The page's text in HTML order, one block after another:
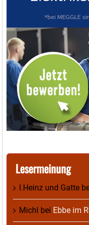
Lesermeinung
I.Heinz und Gatte
Michl bei Ebbe im